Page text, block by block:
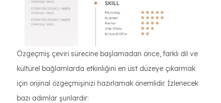
Özgeçmiş çeviri sürecine başlamadan önce, farklı dil ve
kültürel bağlamlarda etkinliğini en üst düzeye çıkarmak
için orijinal özgeçmişinizi hazırlamak önemlidir. İzlenecek
bazı adımlar şunlardır: